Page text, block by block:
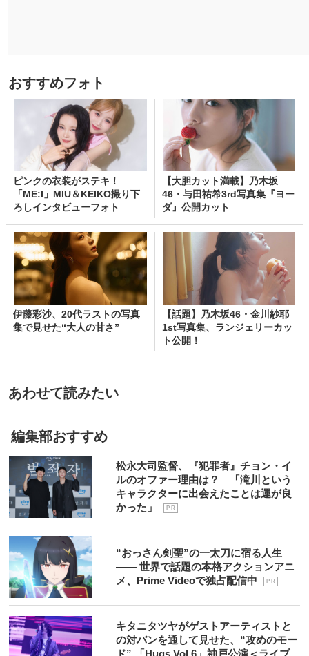
おすすめフォト
ピンクの衣装がステキ！
「ME:I」MIU＆KEIKO撮り下
ろしインタビューフォト
【大胆カット満載】乃木坂
46・与田祐希3rd写真集『ヨー
ダ』公開カット
伊藤彩沙、20代ラストの写真
集で見せた“大人の甘さ”
【話題】乃木坂46・金川紗耶
1st写真集、ランジェリーカッ
ト公開！
あわせて読みたい
編集部おすすめ
松永大司監督、『犯罪者』チョン・イ
ルのオファー理由は？ 「滝川という
キャラクターに出会えたことは運が良
かった」
P R
“おっさん剣聖”の一太刀に宿る人生
―― 世界で話題の本格アクションアニ
メ、Prime Videoで独占配信中
P R
キタニタツヤがゲストアーティストと
の対バンを通して見せた、“攻めのモー
ド” 「Hugs Vol.6」神戸公演＜ライブ